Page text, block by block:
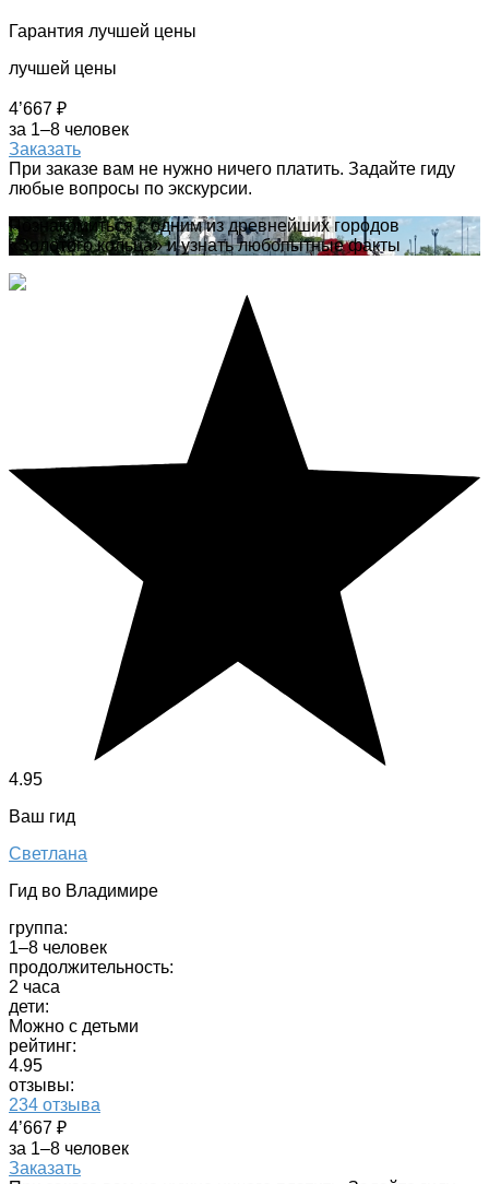
Гарантия лучшей цены
лучшей цены
4’667 ₽
за 1–8 человек
Заказать
При заказе вам не нужно ничего платить. Задайте гиду
любые вопросы по экскурсии.
Познакомиться с одним из древнейших городов
«Золотого кольца» и узнать любопытные факты
4.95
Ваш гид
Светлана
Гид во Владимире
группа:
1–8 человек
продолжительность:
2 часа
дети:
Можно с детьми
рейтинг:
4.95
отзывы:
234 отзыва
4’667 ₽
за 1–8 человек
Заказать